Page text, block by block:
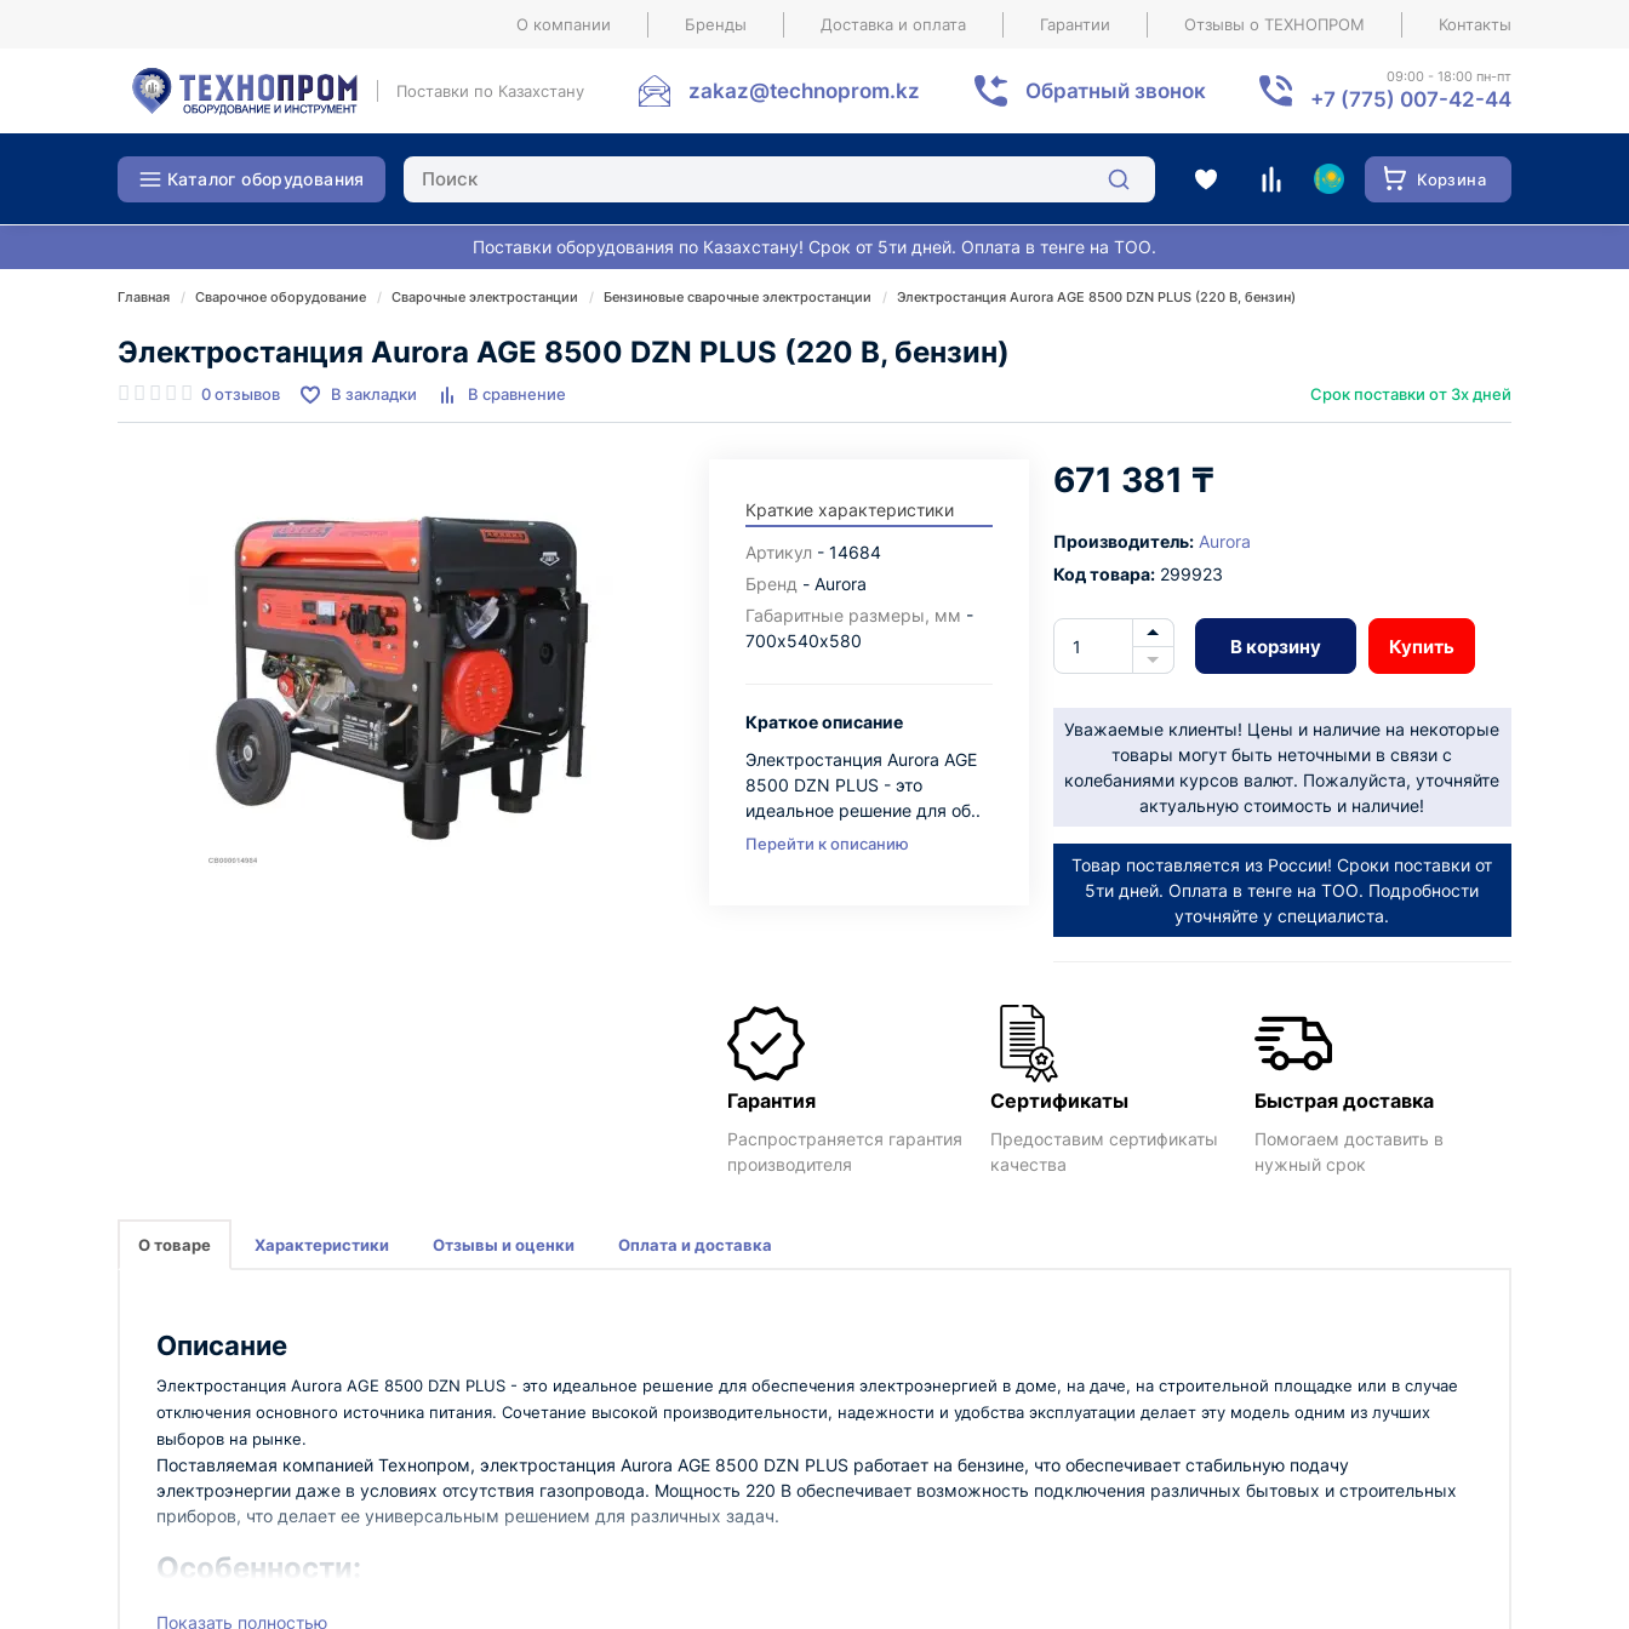
О компании Бренды Доставка и оплата Гарантии Отзывы о ТЕХНОПРОМ Контакты
Поставки по Казахстану zakaz@technoprom.kz Обратный звонок
09:00 - 18:00 пн-пт
+7 (775) 007-42-44
Каталог оборудования Корзина
Поставки оборудования по Казахстану! Срок от 5ти дней. Оплата в тенге на ТОО.
Главная Сварочное оборудование Сварочные электростанции Бензиновые сварочные электростанции Электростанция Aurora AGE 8500 DZN PLUS (220 В, бензин)
Электростанция Aurora AGE 8500 DZN PLUS (220 В, бензин)
0 отзывов В закладки В сравнение Срок поставки от 3х дней
Краткие характеристики
Артикул - 14684
Бренд - Aurora
Габаритные размеры, мм -
700х540х580
Краткое описание
Электростанция Aurora AGE
8500 DZN PLUS - это
идеальное решение для об..
Перейти к описанию
671 381 ₸
Производитель: Aurora
Код товара:299923
В корзину Купить
Уважаемые клиенты! Цены и наличие на некоторые
товары могут быть неточными в связи с
колебаниями курсов валют. Пожалуйста, уточняйте
актуальную стоимость и наличие!
Товар поставляется из России! Сроки поставки от
5ти дней. Оплата в тенге на ТОО. Подробности
уточняйте у специалиста.
Гарантия
Распространяется гарантия
производителя
Сертификаты
Предоставим сертификаты
качества
Быстрая доставка
Помогаем доставить в
нужный срок
О товаре Характеристики Отзывы и оценки Оплата и доставка
Описание
Электростанция Aurora AGE 8500 DZN PLUS - это идеальное решение для обеспечения электроэнергией в доме, на даче, на строительной площадке или в случае
отключения основного источника питания. Сочетание высокой производительности, надежности и удобства эксплуатации делает эту модель одним из лучших
выборов на рынке.
Поставляемая компанией Технопром, электростанция Aurora AGE 8500 DZN PLUS работает на бензине, что обеспечивает стабильную подачу
электроэнергии даже в условиях отсутствия газопровода. Мощность 220 В обеспечивает возможность подключения различных бытовых и строительных
приборов, что делает ее универсальным решением для различных задач.
Особенности:
Показать полностью